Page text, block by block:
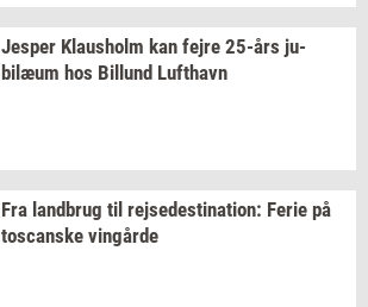
Jes­per Klaus­holm kan fejre 25-års ju­
bilæum hos Bil­lund Luft­havn
Fra land­brug til rej­se­desti­na­tion: Ferie på
toscan­ske vin­går­de